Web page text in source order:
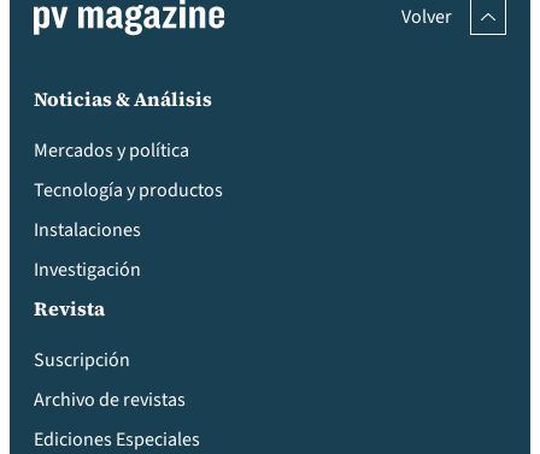
Volver
Noticias & Análisis
Mercados y política
Tecnología y productos
Instalaciones
Investigación
Revista
Suscripción
Archivo de revistas
Ediciones Especiales